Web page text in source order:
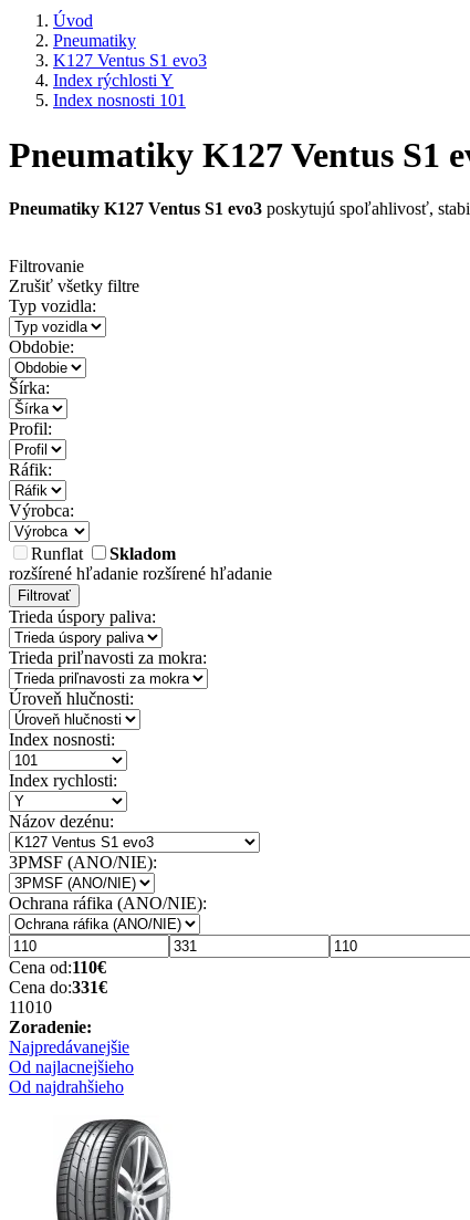
Úvod
Pneumatiky
K127 Ventus S1 evo3
Index rýchlosti Y
Index nosnosti 101
Pneumatiky K127 Ventus S1
Pneumatiky K127 Ventus S1 evo3 poskytujú spoľahlivosť,
Filtrovanie
Zrušiť všetky filtre
Typ vozidla:
Obdobie:
Šírka:
Profil:
Ráfik:
Výrobca:
Runflat
Skladom
rozšírené hľadanie rozšírené hľadanie
Filtrovať
Trieda úspory paliva:
Trieda priľnavosti za mokra:
Úroveň hlučnosti:
Index nosnosti:
Index rychlosti:
Názov dezénu:
3PMSF (ANO/NIE):
Ochrana ráfika (ANO/NIE):
Cena od:110€
Cena do:331€
11010
Zoradenie:
Najpredávanejšie
Od najlacnejšieho
Od najdrahšieho